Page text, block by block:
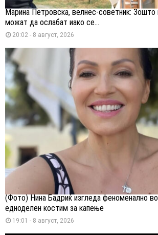
Марина Петровска, велнес-советник:
можат да ослабат иако се...
20:02 - 8 август, 2026
(Фото) Нина Бадриќ изгледа феноменално
едноделен костим за капење
19:01 - 8 август, 2026